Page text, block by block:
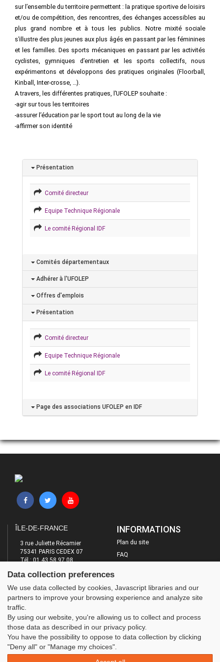
sur l’ensemble du territoire permettent : la pratique sportive de loisirs
et/ou de compétition, des rencontres, des échanges accessibles au
plus grand nombre et à tous les publics. Notre mixité sociale
s’illustre des plus jeunes aux plus âgés en passant par les féminines
et les familles. Des sports mécaniques en passant par les activités
cyclistes, gymniques d’entretien et les sports collectifs, nous
expérimentons et développons des pratiques originales (Floorball,
Kinball, Inter-crosse, …).
A travers, les différentes pratiques, l’UFOLEP souhaite :
-agir sur tous les territoires
-assurer l’éducation par le sport tout au long de la vie
-affirmer son identité
Présentation
Comité directeur
Equipe Technique Régionale
Le comité Régional IDF
Comités départementaux
Adhérer à l'UFOLEP
Offres d'emplois
Présentation
Comité directeur
Equipe Technique Régionale
Le comité Régional IDF
Page des associations UFOLEP en IDF
ÎLE-DE-FRANCE
3 rue Juliette Récamier
75341 PARIS CEDEX 07
Tél : 01 43 58 97 08
INFORMATIONS
Plan du site
FAQ
LES SITES DE L'UFOLEP
Guide Asso
Communication Asso
Inscriptions évènements
Data collection preferences
We use data collected by cookies, Javascript libraries and our
partners to improve your browsing experience and analyze site
traffic.
By using our website, you're allowing us to collect and process
those data as described in our privacy policy.
You have the possibility to oppose to data collection by clicking
"Deny all" or "Manage my choices".